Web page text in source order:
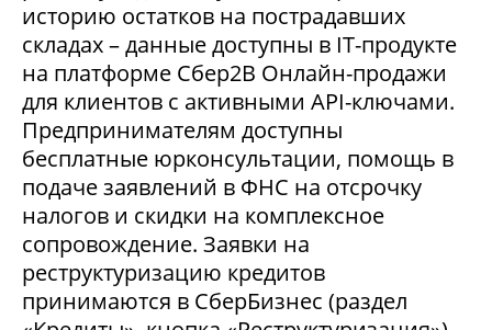
историю остатков на пострадавших
складах – данные доступны в IT-продукте
на платформе Сбер2В Онлайн-продажи
для клиентов с активными API-ключами.
Предпринимателям доступны
бесплатные юрконсультации, помощь в
подаче заявлений в ФНС на отсрочку
налогов и скидки на комплексное
сопровождение. Заявки на
реструктуризацию кредитов
принимаются в СберБизнес (раздел